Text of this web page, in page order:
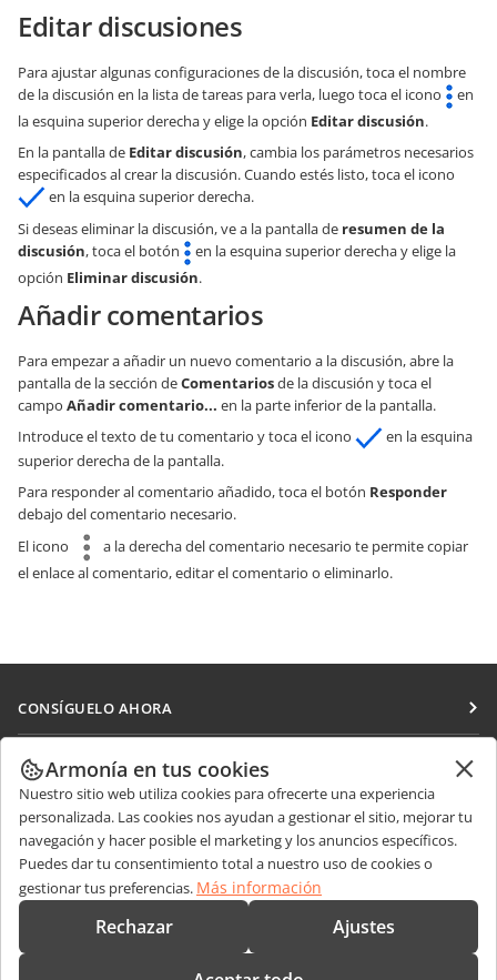
Editar discusiones
Para ajustar algunas configuraciones de la discusión, toca el nombre
de la discusión en la lista de tareas para verla, luego toca el icono
en
la esquina superior derecha y elige la opción Editar discusión.
En la pantalla de Editar discusión, cambia los parámetros necesarios
especificados al crear la discusión. Cuando estés listo, toca el icono
en la esquina superior derecha.
Si deseas eliminar la discusión, ve a la pantalla de resumen de la
discusión, toca el botón
en la esquina superior derecha y elige la
opción Eliminar discusión.
Añadir comentarios
Para empezar a añadir un nuevo comentario a la discusión, abre la
pantalla de la sección deComentariosde la discusión y toca el
campo Añadir comentario... en la parte inferior de la pantalla.
Introduce el texto de tu comentario y toca el icono
en la esquina
superior derecha de la pantalla.
Para responder al comentario añadido, toca el botón Responder
debajo del comentario necesario.
El icono
a la derecha del comentario necesario te permite copiar
el enlace al comentario, editar el comentario o eliminarlo.
CONSÍGUELO AHORA
Docs
DocSpace
Workspace
Conectores
Aplicaciones de escritorio
Aplicaciones móviles
COLABORAR
Para colaboradores
Para traductores
Para influencers
Vacantes
RECIBIR NOTICIAS
Blog
OBTENER AYUDA
Foro
CONTÁCTENOS
Preguntas de ventas
sales@onlyoffice.com
Armonía en tus cookies
Nuestro sitio web utiliza cookies para ofrecerte una experiencia
personalizada. Las cookies nos ayudan a gestionar el sitio, mejorar tu
navegación y hacer posible el marketing y los anuncios específicos.
Puedes dar tu consentimiento total a nuestro uso de cookies o
gestionar tus preferencias. Más información
Rechazar Ajustes